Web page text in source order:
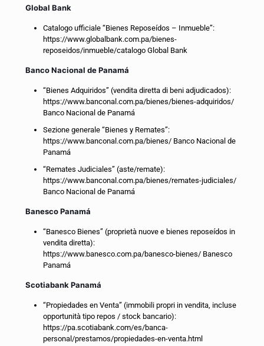
Global Bank
Catalogo ufficiale “Bienes Reposeídos – Inmueble”:
https://www.globalbank.com.pa/bienes-
reposeidos/inmueble/catalogo Global Bank
Banco Nacional de Panamá
“Bienes Adquiridos” (vendita diretta di beni adjudicados):
https://www.banconal.com.pa/bienes/bienes-adquiridos/
Banco Nacional de Panamá
Sezione generale “Bienes y Remates”:
https://www.banconal.com.pa/bienes/ Banco Nacional de
Panamá
“Remates Judiciales” (aste/remate):
https://www.banconal.com.pa/bienes/remates-judiciales/
Banco Nacional de Panamá
Banesco Panamá
“Banesco Bienes” (proprietà nuove e bienes reposeídos in
vendita diretta):
https://www.banesco.com.pa/banesco-bienes/ Banesco
Panamá
Scotiabank Panamá
“Propiedades en Venta” (immobili propri in vendita, incluse
opportunità tipo repos / stock bancario):
https://pa.scotiabank.com/es/banca-
personal/prestamos/propiedades-en-venta.html